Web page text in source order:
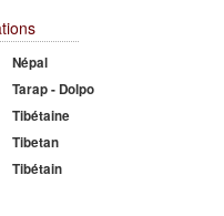
Népal
Tarap - Dolpo
Tibétaine
Tibetan
Tibétain